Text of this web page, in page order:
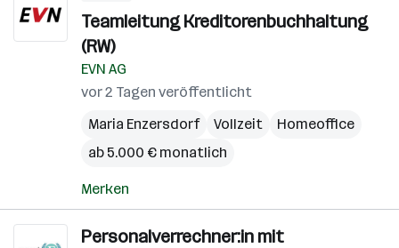
Teamleitung Kreditorenbuchhaltung
(RW)
EVN AG
vor 2 Tagen veröffentlicht
Maria Enzersdorf
Vollzeit
Homeoffice
ab 5.000 € monatlich
Merken
Personalverrechner:in mit